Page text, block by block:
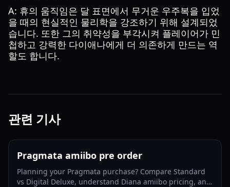
A: 휴의 움직임은 달 표면에서 무거운 우주복을 입었
을 때의 현실적인 물리학을 강조하기 위해 설계되었
습니다. 또한 그의 취약성을 부각시켜 플레이어가 민
첩하고 강력한 다이애나에게 더 의존하게 만드는 역
할도 합니다.
관련 기사
Pragmata amiibo pre order
Planning your Pragmata purchase? Compare Standard
vs Digital Deluxe, understand Diana amiibo pricing, and